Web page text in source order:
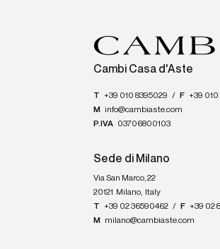
Cambi Casa d'Aste
T +39 010 8395029 / F +39 010
M
info@cambiaste.com
P.IVA 03706800103
Sede di Milano
Via San Marco, 22
20121
Milano, Italy
T +39 02 36590462 / F +39 02
M
milano@cambiaste.com